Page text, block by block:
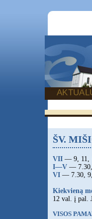
ŠV.
VII — 9, 11,
I—V —
VI — 7.30,
Kiekvieną
12 val. į pal.
VISOS